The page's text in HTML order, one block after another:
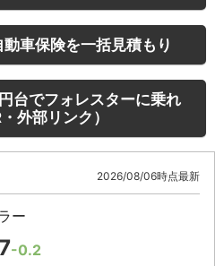
動車保険を一括見積もり
台でフォレスターに乗れ
外部リンク）
2026/08/06時点最新
ー
-0.2